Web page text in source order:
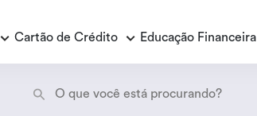
Empréstimo Consignado
Cartão de Crédito Educação Financeira